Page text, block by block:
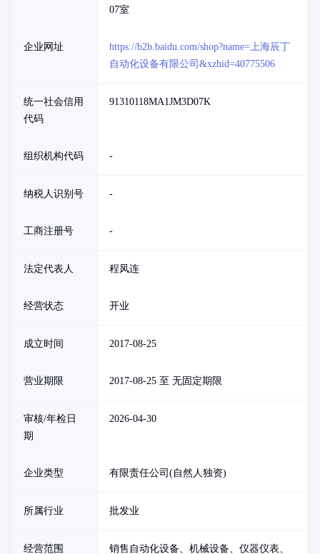
07室
企业网址
https://b2b.baidu.com/shop?name=上海辰丁
自动化设备有限公司&xzhid=40775506
统一社会信用
代码
91310118MA1JM3D07K
组织机构代码 -
纳税人识别号 -
工商注册号 -
法定代表人 程凤连
经营状态 开业
成立时间 2017-08-25
营业期限 2017-08-25 至 无固定期限
审核/年检日
期
2026-04-30
企业类型 有限责任公司(自然人独资)
所属行业 批发业
经营范围 销售自动化设备、机械设备、仪器仪表、